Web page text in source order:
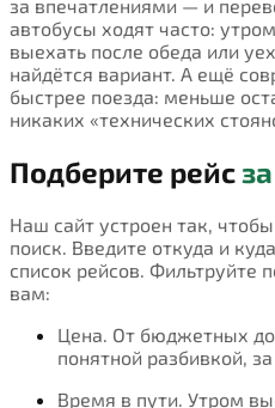
за впечатлениями — и
автобусы ходят часто:
выехать после обеда или
найдётся вариант. А ещё
быстрее поезда: меньше
никаких «технических
Подберите рейс
Наш сайт устроен так,
поиск. Введите откуда и
список рейсов. Фильтруйте
вам:
Цена. От бюджетных
понятной разбивкой,
Время в пути. Утром